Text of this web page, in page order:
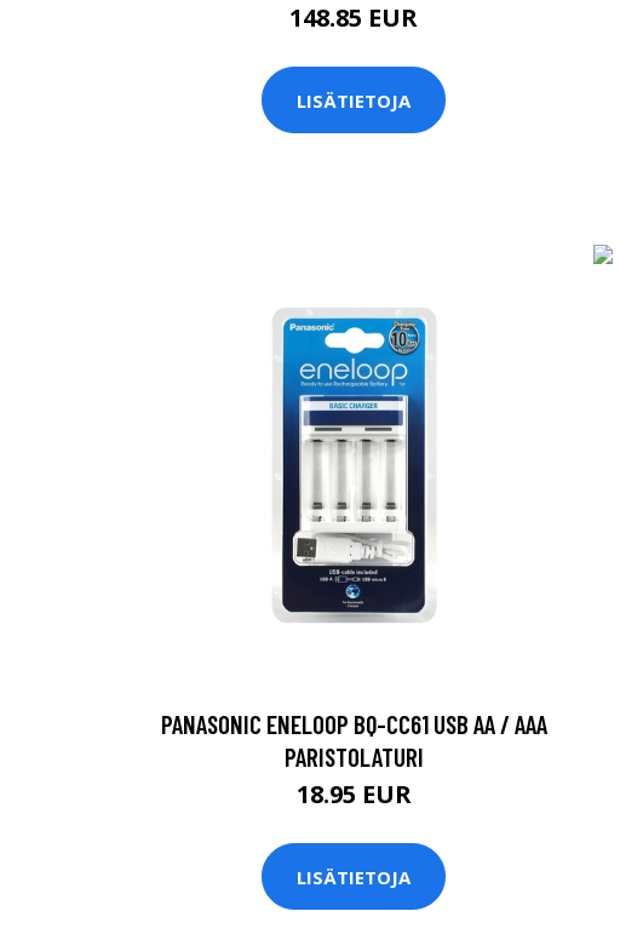
148.85 EUR
LISÄTIETOJA
PANASONIC ENELOOP BQ-CC61 USB AA / AAA
PARISTOLATURI
18.95 EUR
LISÄTIETOJA